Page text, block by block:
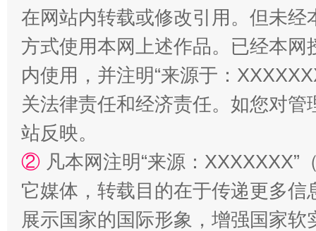
在网站内转载或修改引用。但未
方式使用本网上述作品。已经本
内使用，并注明“来源于：
关法律责任和经济责任。如您对
站反映。
② 凡本网注明“来源：
它媒体，转载目的在于传递更多
展示国家的国际形象，增强国家